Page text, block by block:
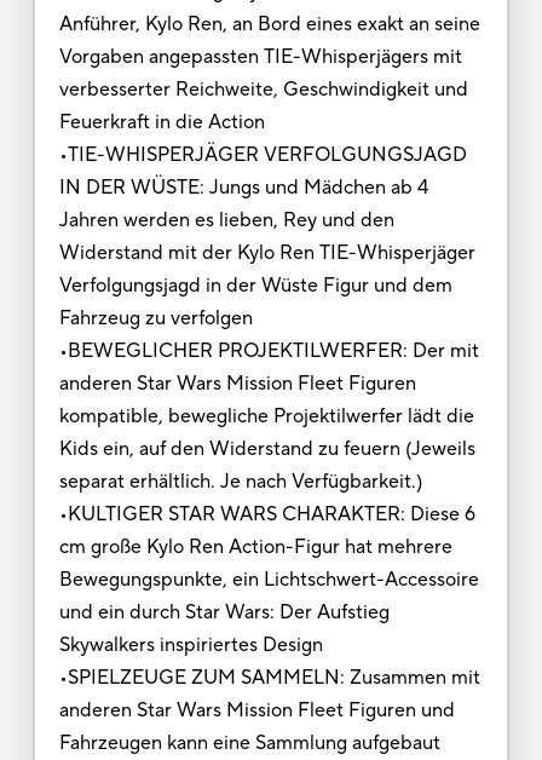
Anführer, Kylo Ren, an Bord eines exakt an seine
Vorgaben angepassten TIE-Whisperjägers mit
verbesserter Reichweite, Geschwindigkeit und
Feuerkraft in die Action
•TIE-WHISPERJÄGER VERFOLGUNGSJAGD
IN DER WÜSTE: Jungs und Mädchen ab 4
Jahren werden es lieben, Rey und den
Widerstand mit der Kylo Ren TIE-Whisperjäger
Verfolgungsjagd in der Wüste Figur und dem
Fahrzeug zu verfolgen
•BEWEGLICHER PROJEKTILWERFER: Der mit
anderen Star Wars Mission Fleet Figuren
kompatible, bewegliche Projektilwerfer lädt die
Kids ein, auf den Widerstand zu feuern (Jeweils
separat erhältlich. Je nach Verfügbarkeit.)
•KULTIGER STAR WARS CHARAKTER: Diese 6
cm große Kylo Ren Action-Figur hat mehrere
Bewegungspunkte, ein Lichtschwert-Accessoire
und ein durch Star Wars: Der Aufstieg
Skywalkers inspiriertes Design
•SPIELZEUGE ZUM SAMMELN: Zusammen mit
anderen Star Wars Mission Fleet Figuren und
Fahrzeugen kann eine Sammlung aufgebaut